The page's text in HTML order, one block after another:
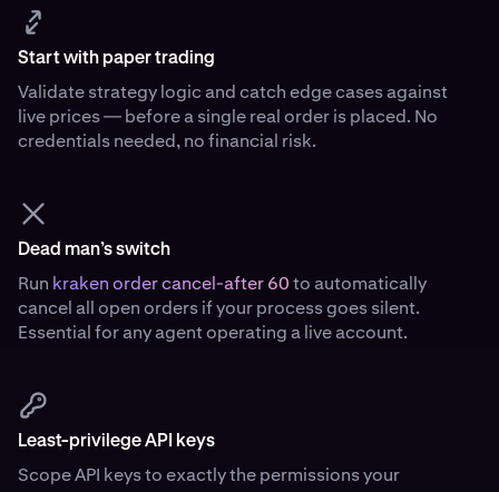
Start with paper trading
Validate strategy logic and catch edge cases against
live prices — before a single real order is placed. No
credentials needed, no financial risk.
Dead man’s switch
Run kraken order cancel-after 60to automatically
cancel all open orders if your process goes silent.
Essential for any agent operating a live account.
Least-privilege API keys
Scope API keys to exactly the permissions your